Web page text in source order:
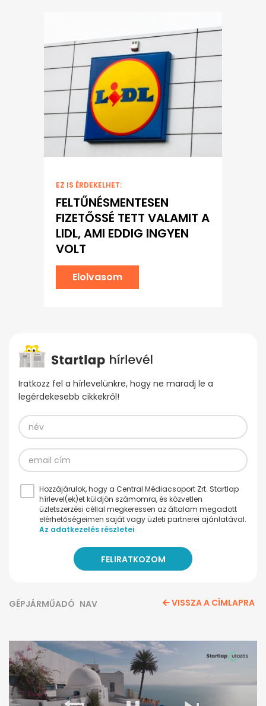
EZ IS ÉRDEKELHET:
FELTŰNÉSMENTESEN
FIZETŐSSÉ TETT VALAMIT A
LIDL, AMI EDDIG INGYEN
VOLT
Elolvasom
Iratkozz fel a hírlevelünkre, hogy ne maradj le a
legérdekesebb cikkekről!
Hozzájárulok, hogy a Central Médiacsoport Zrt. Startlap
hírlevel(ek)et küldjön számomra, és közvetlen
üzletszerzési céllal megkeressen az általam megadott
elérhetőségeimen saját vagy üzleti partnerei ajánlatával.
Az adatkezelés részletei
GÉPJÁRMŰADÓ NAV VISSZA A CÍMLAPRA